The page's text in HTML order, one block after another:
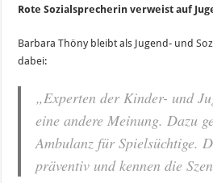
Rote Sozialsprecherin verweist auf
Barbara Thöny bleibt als Jugend- und
dabei:
„Experten der Kinder- und
eine andere Meinung. Dazu
Ambulanz für Spielsüchtige.
präventiv und kennen die